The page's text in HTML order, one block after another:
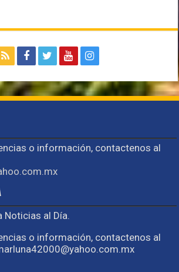
o información, contactenos al
Noticias al Día.
o información, contactenos al